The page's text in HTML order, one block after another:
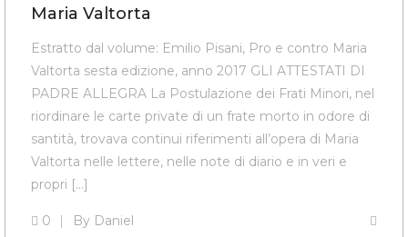
Maria Valtorta
Estratto dal volume: Emilio Pisani, Pro e contro Maria
Valtorta sesta edizione, anno 2017 GLI ATTESTATI DI
PADRE ALLEGRA La Postulazione dei Frati Minori, nel
riordinare le carte private di un frate morto in odore di
santità, trovava continui riferimenti all’opera di Maria
Valtorta nelle lettere, nelle note di diario e in veri e
propri […]
0 By Daniel